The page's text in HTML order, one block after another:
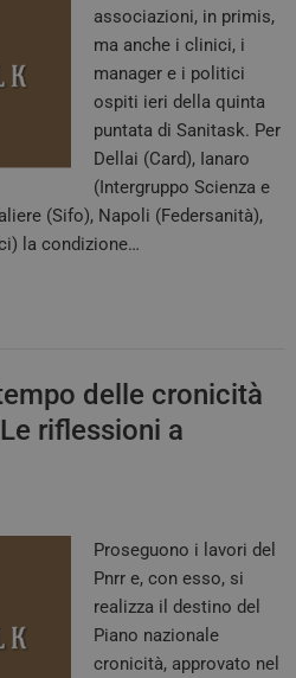
associazioni, in primis,
ma anche i clinici, i
manager e i politici
ospiti ieri della quinta
puntata di Sanitask. Per
Dellai (Card), Ianaro
(Intergruppo Scienza e
(Sifo), Napoli (Federsanità),
la condizione…
delle cronicità
riflessioni a
Proseguono i lavori del
Pnrr e, con esso, si
realizza il destino del
Piano nazionale
cronicità, approvato nel